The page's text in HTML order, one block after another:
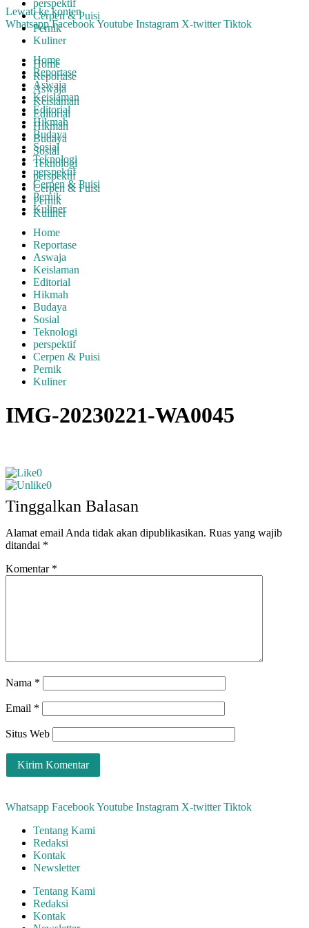
Lewati ke konten
Whatsapp FacebookYoutube Instagram X-twitter Tiktok
Home
Reportase
Aswaja
Keislaman
Editorial
Hikmah
Budaya
Sosial
Teknologi
perspektif
Cerpen & Puisi
Pernik
Kuliner
Home
Reportase
Aswaja
Keislaman
Editorial
Hikmah
Budaya
Sosial
Teknologi
perspektif
Cerpen & Puisi
Pernik
Kuliner
perspektif
Cerpen & Puisi
Pernik
Kuliner
Home
Reportase
Aswaja
Keislaman
Editorial
Hikmah
Budaya
Sosial
Teknologi
perspektif
Cerpen & Puisi
Pernik
Kuliner
IMG-20230221-WA0045
0
0
Tinggalkan Balasan
Alamat email Anda tidak akan dipublikasikan. Ruas yang wajib
ditandai *
Komentar *
Nama *
Email *
Situs Web
Whatsapp FacebookYoutube Instagram X-twitter Tiktok
Tentang Kami
Redaksi
Kontak
Newsletter
Tentang Kami
Redaksi
Kontak